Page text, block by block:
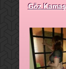
Göz